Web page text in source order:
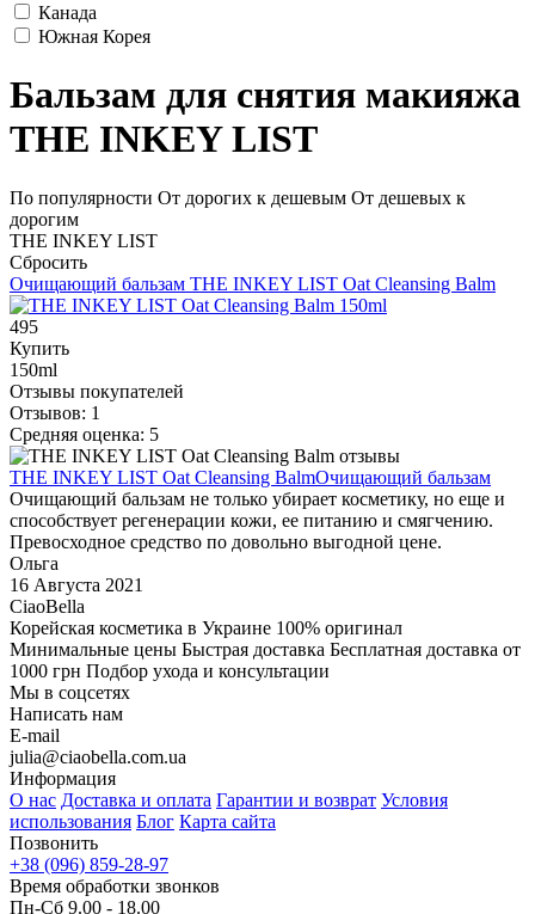
Канада
Южная Корея
Бальзам для снятия макияжа
THE INKEY LIST
По популярности От дорогих к дешевым От дешевых к
дорогим
THE INKEY LIST
Сбросить
Очищающий бальзам THE INKEY LIST Oat Cleansing Balm
495
Купить
150ml
Отзывы покупателей
Отзывов: 1
Средняя оценка: 5
THE INKEY LIST Oat Cleansing BalmОчищающий бальзам
Очищающий бальзам не только убирает косметику, но еще и
способствует регенерации кожи, ее питанию и смягчению.
Превосходное средство по довольно выгодной цене.
Ольга
16 Августа 2021
CiaoBella
Корейская косметика в Украине 100% оригинал
Минимальные цены Быстрая доставка Бесплатная доставка от
1000 грн Подбор ухода и консультации
Мы в соцсетях
Написать нам
E-mail
julia@ciaobella.com.ua
Информация
О нас Доставка и оплата Гарантии и возврат Условия
использования Блог Карта сайта
Позвонить
+38 (096) 859-28-97
Время обработки звонков
Пн-Сб 9.00 - 18.00